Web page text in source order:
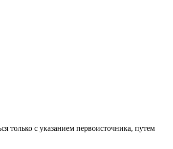
только с указанием первоисточника, путем